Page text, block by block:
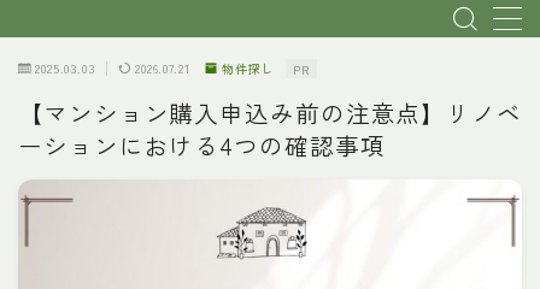
2025.03.03 2026.07.21 物件探し PR
【マンション購入申込み前の注意点】リノベ
ーションにおける4つの確認事項